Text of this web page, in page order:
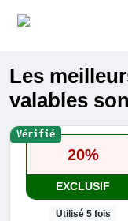
Les
valables
20%
EXCLUSIF
Utilisé 5 fois
Vérifié